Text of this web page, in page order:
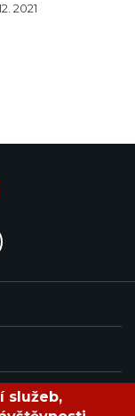
2021
služeb,